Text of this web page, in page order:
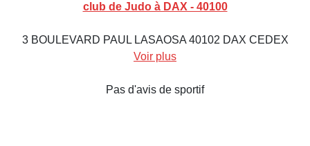
club de Judo à DAX - 40100
3 BOULEVARD PAUL LASAOSA 40102 DAX CEDEX
Voir plus
Pas d'avis de sportif